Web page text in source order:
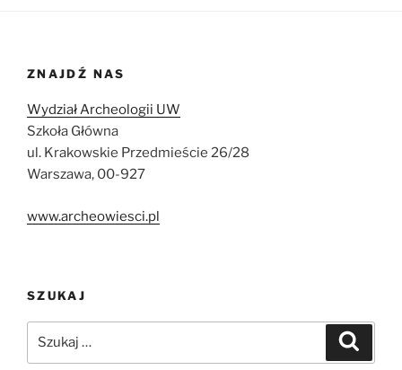
ZNAJDŹ NAS
Wydział Archeologii UW
Szkoła Główna
ul. Krakowskie Przedmieście 26/28
Warszawa, 00-927
www.archeowiesci.pl
SZUKAJ